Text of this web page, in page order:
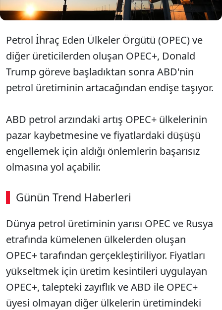
Petrol İhraç Eden Ülkeler Örgütü (OPEC) ve
diğer üreticilerden oluşan OPEC+, Donald
Trump göreve başladıktan sonra ABD'nin
petrol üretiminin artacağından endişe taşıyor.
ABD petrol arzındaki artış OPEC+ ülkelerinin
pazar kaybetmesine ve fiyatlardaki düşüşü
engellemek için aldığı önlemlerin başarısız
olmasına yol açabilir.
Günün Trend Haberleri
SÖZCÜ SON DAKİKA
Dünya petrol üretiminin yarısı OPEC ve Rusya
etrafında kümelenen ülkelerden oluşan
OPEC+ tarafından gerçekleştiriliyor. Fiyatları
yükseltmek için üretim kesintileri uygulayan
OPEC+, talepteki zayıflık ve ABD ile OPEC+
üyesi olmayan diğer ülkelerin üretimindeki